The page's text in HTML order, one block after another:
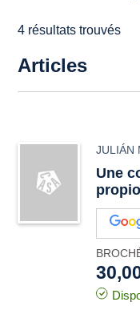
4 résultats trouvés
Articles
JULIÁN
Une